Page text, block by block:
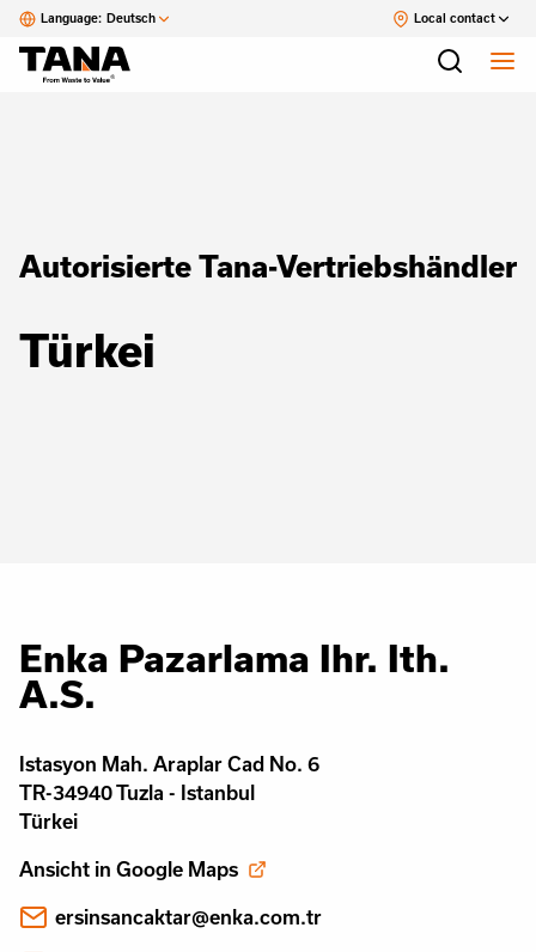
Language: Deutsch Local contact
Autorisierte Tana-Vertriebshändler
Türkei
Enka Pazarlama Ihr. Ith.
A.S.
Istasyon Mah. Araplar Cad No. 6
TR-34940 Tuzla - Istanbul
Türkei
Ansicht in Google Maps
ersinsancaktar@enka.com.tr